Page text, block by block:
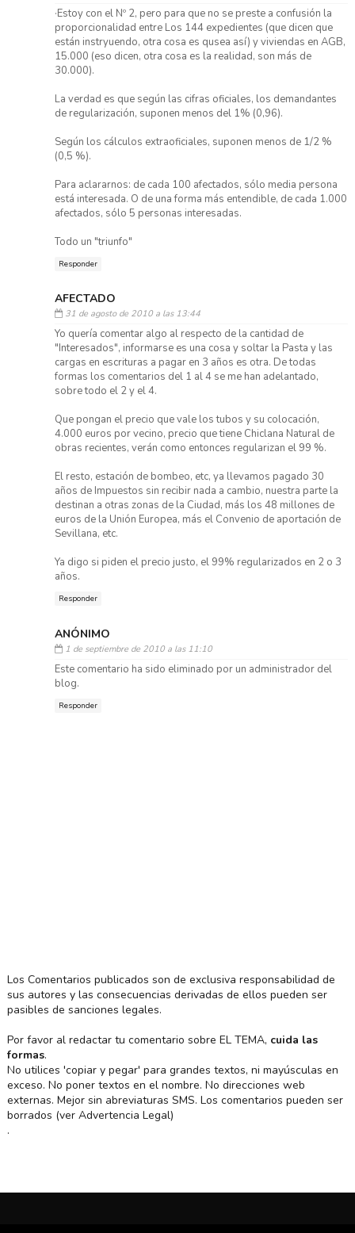
·Estoy con el Nº 2, pero para que no se preste a confusión la
proporcionalidad entre Los 144 expedientes (que dicen que
están instryuendo, otra cosa es qusea así) y viviendas en AGB,
15.000 (eso dicen, otra cosa es la realidad, son más de
30.000).
La verdad es que según las cifras oficiales, los demandantes
de regularización, suponen menos del 1% (0,96).
Según los cálculos extraoficiales, suponen menos de 1/2 %
(0,5 %).
Para aclararnos: de cada 100 afectados, sólo media persona
está interesada. O de una forma más entendible, de cada 1.000
afectados, sólo 5 personas interesadas.
Todo un "triunfo"
Responder
AFECTADO
31 de agosto de 2010 a las 13:44
Yo quería comentar algo al respecto de la cantidad de
"Interesados", informarse es una cosa y soltar la Pasta y las
cargas en escrituras a pagar en 3 años es otra. De todas
formas los comentarios del 1 al 4 se me han adelantado,
sobre todo el 2 y el 4.
Que pongan el precio que vale los tubos y su colocación,
4.000 euros por vecino, precio que tiene Chiclana Natural de
obras recientes, verán como entonces regularizan el 99 %.
El resto, estación de bombeo, etc, ya llevamos pagado 30
años de Impuestos sin recibir nada a cambio, nuestra parte la
destinan a otras zonas de la Ciudad, más los 48 millones de
euros de la Unión Europea, más el Convenio de aportación de
Sevillana, etc.
Ya digo si piden el precio justo, el 99% regularizados en 2 o 3
años.
Responder
ANÓNIMO
1 de septiembre de 2010 a las 11:10
Este comentario ha sido eliminado por un administrador del
blog.
Responder
Los Comentarios publicados son de exclusiva responsabilidad de
sus autores y las consecuencias derivadas de ellos pueden ser
pasibles de sanciones legales.
Por favor al redactar tu comentario sobre EL TEMA, cuida las
formas.
No utilices 'copiar y pegar' para grandes textos, ni mayúsculas en
exceso. No poner textos en el nombre. No direcciones web
externas. Mejor sin abreviaturas SMS. Los comentarios pueden ser
borrados (ver Advertencia Legal)
.